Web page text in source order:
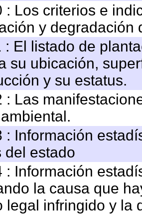
: Los criterios e
y degradación
: El listado de
su ubicación,
y su estatus.
: Las
: Información
del estado
: Información
la causa que
legal infringido y la